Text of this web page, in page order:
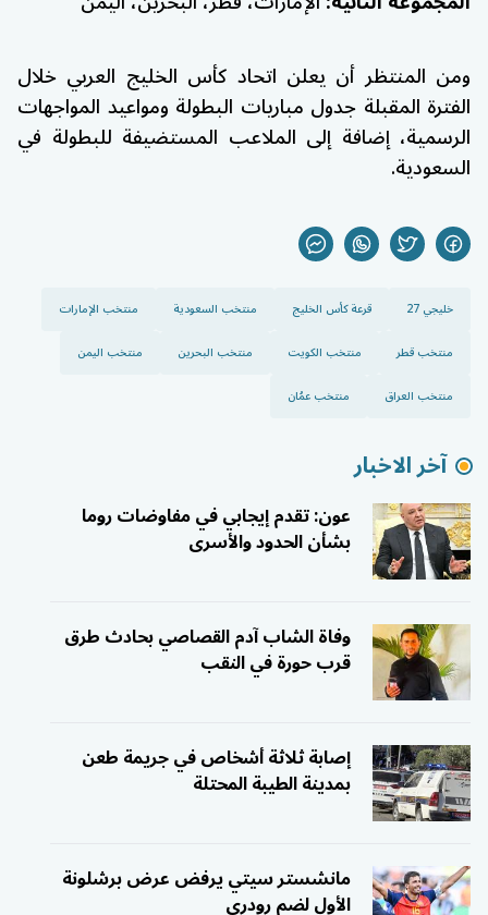
ومن المنتظر أن يعلن اتحاد كأس الخليج العربي خلال
الفترة المقبلة جدول مباريات البطولة ومواعيد المواجهات
الرسمية، إضافة إلى الملاعب المستضيفة للبطولة في
السعودية.
خليجي 27 قرعة كأس الخليج منتخب السعودية
منتخب الإمارات
منتخب قطر
منتخب الكويت منتخب البحرين
منتخب اليمن
منتخب العراق
منتخب عمُان
آخر الاخبار
عون: تقدم إيجابي في مفاوضات روما
بشأن الحدود والأسرى
وفاة الشاب آدم القصاصي بحادث طرق
قرب حورة في النقب
إصابة ثلاثة أشخاص في جريمة طعن
بمدينة الطيبة المحتلة
مانشستر سيتي يرفض عرض برشلونة
الأول لضم رودري